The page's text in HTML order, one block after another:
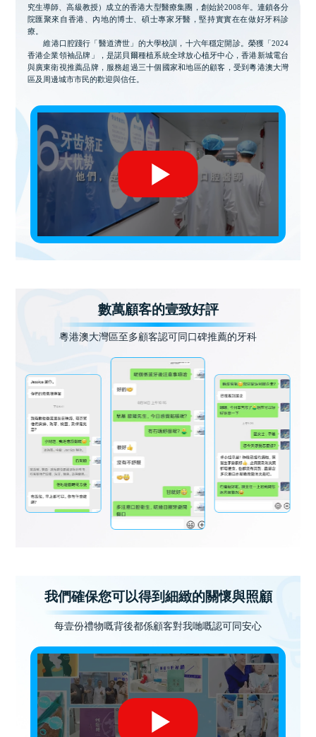
究生導師、高級教授）成立的香港大型醫療集團，創始於2008年。連鎖各分
院匯聚來自香港、內地的博士、碩士專家牙醫，堅持實實在在做好牙科診
療。
維港口腔踐行「醫道濟世」的大學校訓，十六年穩定開診。榮獲「2024
香港企業領袖品牌」，是諾貝爾種植系統全球放心植牙中心，香港新城電台
與廣東衛視推薦品牌，服務超過三十個國家和地區的顧客，受到粵港澳大灣
區及周邊城市市民的歡迎與信任。
數萬顧客的壹致好評
粵港澳大灣區至多顧客認可同口碑推薦的牙科
我們確保您可以得到細緻的關懷與照顧
每壹份禮物嘅背後都係顧客對我哋嘅認可同安心